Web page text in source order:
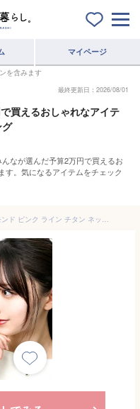
マイページ
を含みます
最終更新日：2026/08/01
買えるおしゃれなアイテ
なが選んだ予算2万円で買えるお
す。気になるアイテムをチェック
fe-fe phiten ファイテン リング ダイヤモンド ピンク ライン チタン ネックレス スポーツ 健康 金属アレルギー アクセサリー ペンダント レディース 女性 彼女 娘 妻 記念日 誕生日 プレゼント 人気 おしゃれ シンプル リングネックレス ふぁいてん 最強 強力 大人